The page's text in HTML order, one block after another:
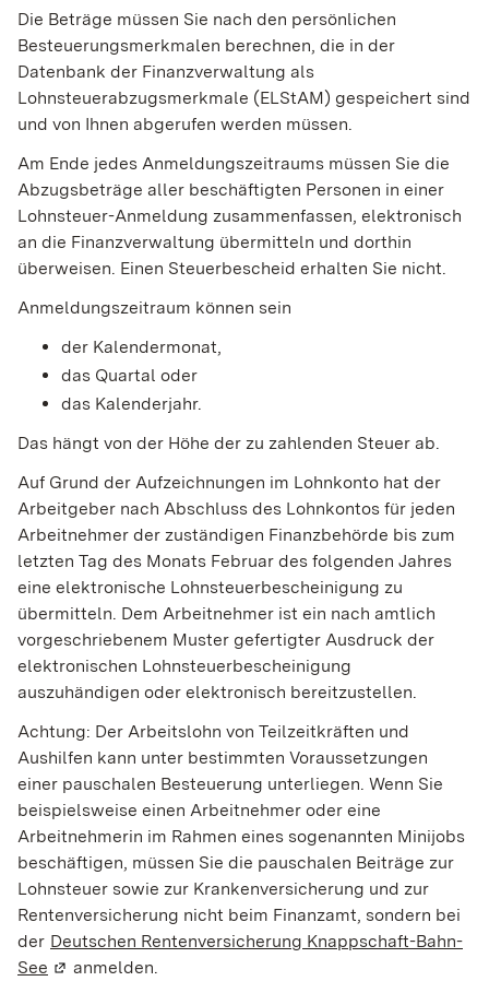
Die Beträge müssen Sie nach den persönlichen
Besteuerungsmerkmalen berechnen, die in der
Datenbank der Finanzverwaltung als
Lohnsteuerabzugsmerkmale (ELStAM) gespeichert sind
und von Ihnen abgerufen werden müssen.
Am Ende jedes Anmeldungszeitraums müssen Sie die
Abzugsbeträge aller beschäftigten Personen in einer
Lohnsteuer-Anmeldung zusammenfassen, elektronisch
an die Finanzverwaltung übermitteln und dorthin
überweisen. Einen Steuerbescheid erhalten Sie nicht.
Anmeldungszeitraum können sein
der Kalendermonat,
das Quartal oder
das Kalenderjahr.
Das hängt von der Höhe der zu zahlenden Steuer ab.
Auf Grund der Aufzeichnungen im Lohnkonto hat der
Arbeitgeber nach Abschluss des Lohnkontos für jeden
Arbeitnehmer der zuständigen Finanzbehörde bis zum
letzten Tag des Monats Februar des folgenden Jahres
eine elektronische Lohnsteuerbescheinigung zu
übermitteln. Dem Arbeitnehmer ist ein nach amtlich
vorgeschriebenem Muster gefertigter Ausdruck der
elektronischen Lohnsteuerbescheinigung
auszuhändigen oder elektronisch bereitzustellen.
Achtung: Der Arbeitslohn von Teilzeitkräften und
Aushilfen kann unter bestimmten Voraussetzungen
einer pauschalen Besteuerung unterliegen. Wenn Sie
beispielsweise einen Arbeitnehmer oder eine
Arbeitnehmerin im Rahmen eines sogenannten Minijobs
beschäftigen, müssen Sie die pauschalen Beiträge zur
Lohnsteuer sowie zur Krankenversicherung und zur
Rentenversicherung nicht beim Finanzamt, sondern bei
der Deutschen Rentenversicherung Knappschaft-Bahn-
See (Wird in einem neuen Fenster geöffnet)
anmelden.